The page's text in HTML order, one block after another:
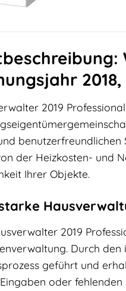
2019
der Heizkosten- und
Ihrer Objekte.
2019
Durch
geführt und
oder